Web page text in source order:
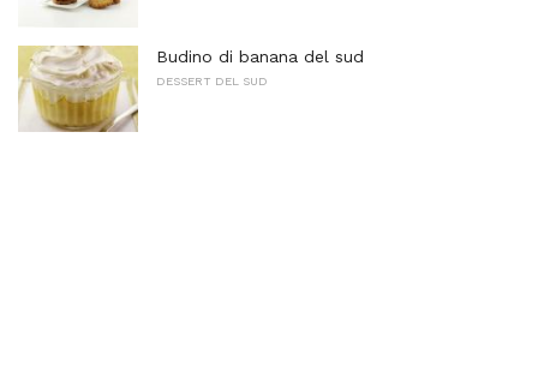
Budino di banana del sud
DESSERT DEL SUD